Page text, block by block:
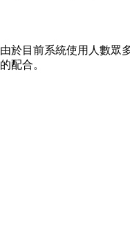
於目前系統使用人數眾
配合。